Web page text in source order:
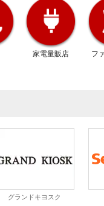
家電量販店 フ
グランドキヨスク